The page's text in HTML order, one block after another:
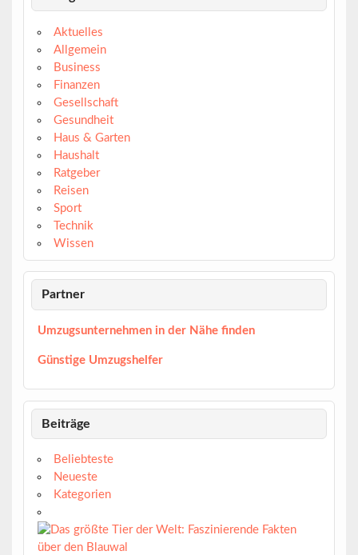
Aktuelles
Allgemein
Business
Finanzen
Gesellschaft
Gesundheit
Haus & Garten
Haushalt
Ratgeber
Reisen
Sport
Technik
Wissen
Partner
Umzugsunternehmen in der Nähe finden
Günstige Umzugshelfer
Beiträge
Beliebteste
Neueste
Kategorien